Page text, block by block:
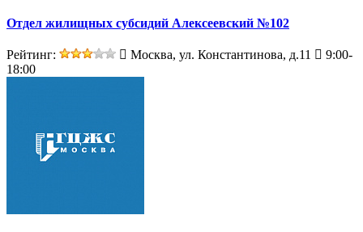
Отдел жилищных субсидий Алексеевский №102
Рейтинг: Москва, ул. Константинова, д.11
9:00-
18:00